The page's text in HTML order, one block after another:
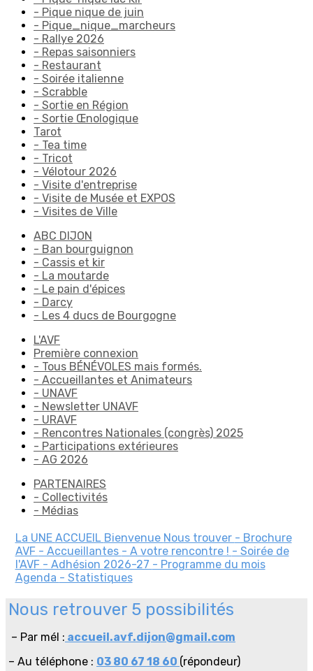
- Pique nique de juin
- Pique_nique_marcheurs
- Rallye 2026
- Repas saisonniers
- Restaurant
- Soirée italienne
- Scrabble
- Sortie en Région
- Sortie Œnologique
Tarot
- Tea time
- Tricot
- Vélotour 2026
- Visite d'entreprise
- Visite de Musée et EXPOS
- Visites de Ville
ABC DIJON
- Ban bourguignon
- Cassis et kir
- La moutarde
- Le pain d'épices
- Darcy
- Les 4 ducs de Bourgogne
L'AVF
Première connexion
- Tous BÉNÉVOLES mais formés.
- Accueillantes et Animateurs
- UNAVF
- Newsletter UNAVF
- URAVF
- Rencontres Nationales (congrès) 2025
- Participations extérieures
- AG 2026
PARTENAIRES
- Collectivités
- Médias
La UNE ACCUEIL Bienvenue Nous trouver - Brochure
AVF - Accueillantes - A votre rencontre ! - Soirée de
l'AVF - Adhésion 2026-27 - Programme du mois
Agenda - Statistiques
Nous retrouver 5 possibilités
– Par mél : accueil.avf.dijon@gmail.com
– Au téléphone : 03 80 67 18 60 (répondeur)